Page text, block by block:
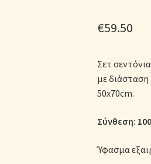
€59.50
Σετ
με διάσταση
50x70cm.
Σύνθεση:
Ύφασμα